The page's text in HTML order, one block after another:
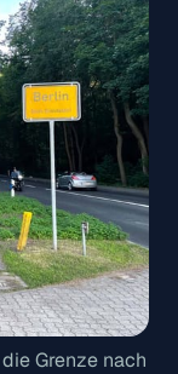
Grenze nach